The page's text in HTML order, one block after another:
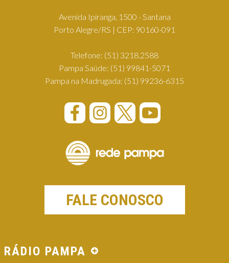
Avenida Ipiranga, 1500 - Santana
Porto Alegre/RS | CEP: 90160-091
Telefone: (51) 3218.2588
Pampa Saúde: (51) 99841-5071
Pampa na Madrugada: (51) 99236-6315
FALE CONOSCO
RÁDIO PAMPA